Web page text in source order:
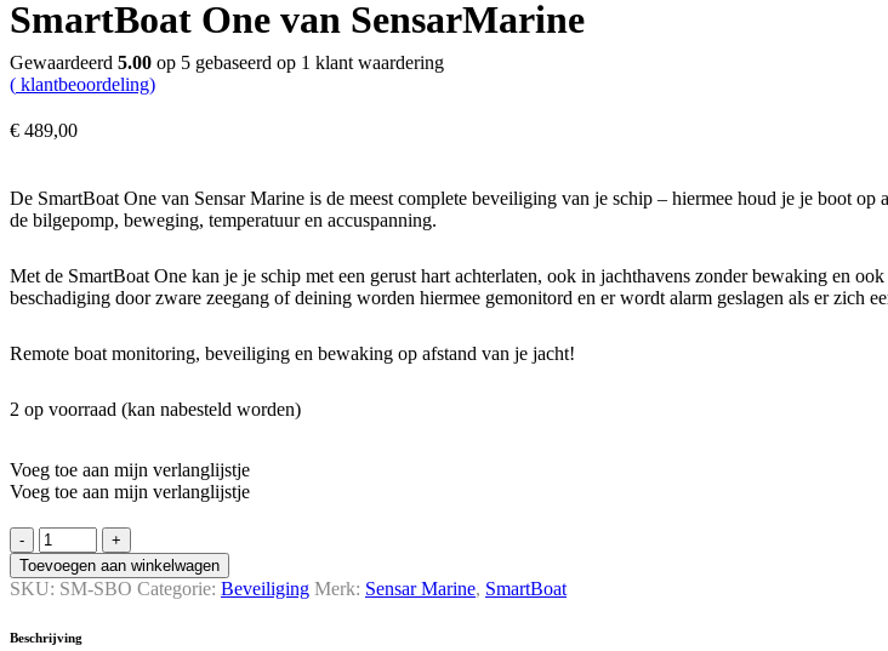
SmartBoat One van SensarMarine
Gewaardeerd 5.00 op 5 gebaseerd op 1 klant waardering
( klantbeoordeling)
€ 489,00
De SmartBoat One van Sensar Marine is de meest complete beveiliging van je schip – hiermee houd je je boot
de bilgepomp, beweging, temperatuur en accuspanning.
Met de SmartBoat One kan je je schip met een gerust hart achterlaten, ook in jachthavens zonder bewaking en
beschadiging door zware zeegang of deining worden hiermee gemonitord en er wordt alarm geslagen als er zich
Remote boat monitoring, beveiliging en bewaking op afstand van je jacht!
2 op voorraad (kan nabesteld worden)
Voeg toe aan mijn verlanglijstje
Voeg toe aan mijn verlanglijstje
SmartBoat
One
van
SensarMarine
Toevoegen aan winkelwagen
SKU: SM-SBO Categorie: Beveiliging Merk: Sensar Marine, SmartBoat
Beschrijving